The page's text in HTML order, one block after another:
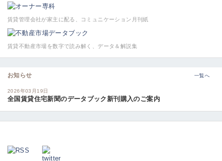
賃貸管理会社が家主に配る、コミュニケーション月刊紙
賃貸不動産市場を数字で読み解く、データ＆解説集
お知らせ 一覧へ
2026年03月19日
全国賃貸住宅新聞のデータブック新刊購入のご案内